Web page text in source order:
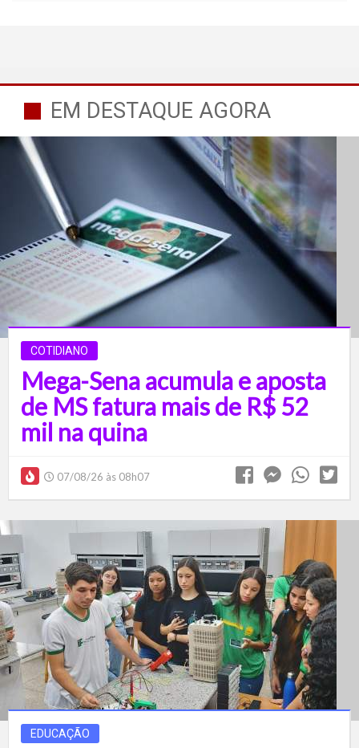
EM DESTAQUE AGORA
COTIDIANO
Mega-Sena acumula e aposta
de MS fatura mais de R$ 52
mil na quina
07/08/26 às 08h07
EDUCAÇÃO